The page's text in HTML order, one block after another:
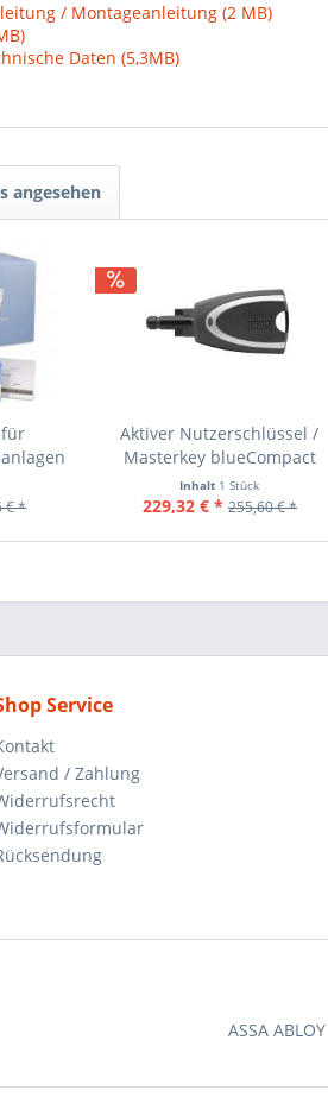
/ Montageanleitung (2 MB)
Daten (5,3MB)
angesehen
€ *
Aktiver Nutzerschlüssel /
Masterkey blueCompact
Inhalt 1 Stück
229,32 € * 255,60 € *
Service
/ Zahlung
ASSA ABLOY